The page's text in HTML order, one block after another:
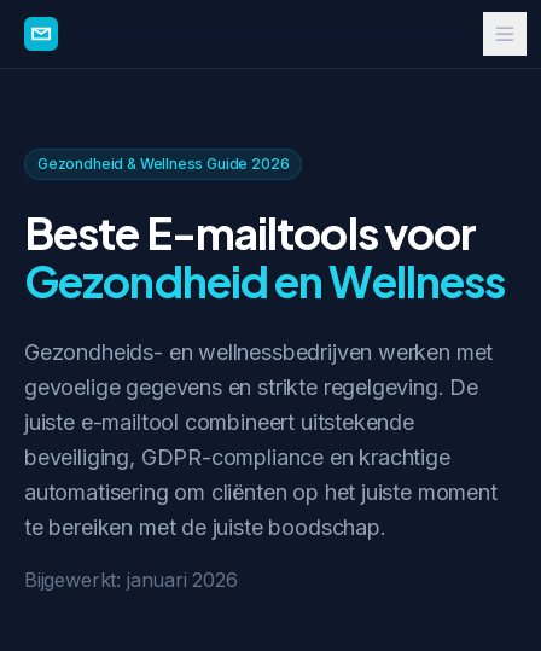
Gezondheid & Wellness Guide 2026
Beste E-mailtools voor
Gezondheid en Wellness
Gezondheids- en wellnessbedrijven werken met
gevoelige gegevens en strikte regelgeving. De
juiste e-mailtool combineert uitstekende
beveiliging, GDPR-compliance en krachtige
automatisering om cliënten op het juiste moment
te bereiken met de juiste boodschap.
Bijgewerkt: januari 2026